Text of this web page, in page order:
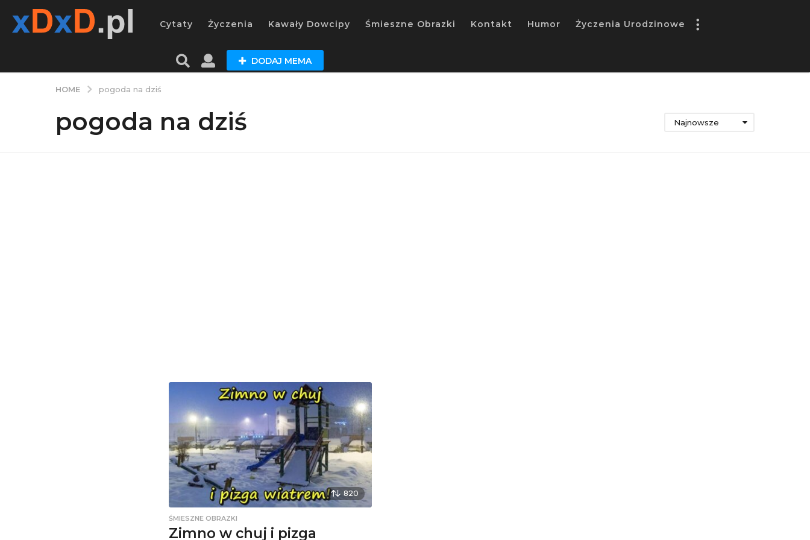
Cytaty Życzenia Kawały Dowcipy Śmieszne Obrazki Kontakt Humor Życzenia Urodzinowe
DODAJ MEMA
HOME pogoda na dziś
pogoda na dziś Najnowsze
820
ŚMIESZNE OBRAZKI
Zimno w chuj i pizga